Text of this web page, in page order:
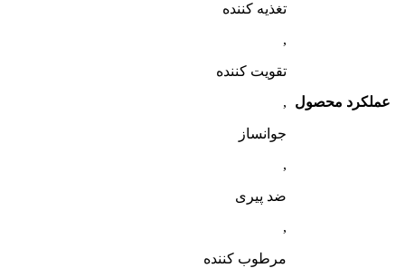
عملکرد محصول
تغذیه کننده
,
تقویت کننده
,
جوانساز
,
ضد پیری
,
مرطوب کننده